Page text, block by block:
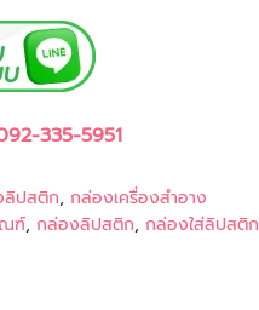
335-5951
ลิปสติก, กล่องเครื่องสำอาง
ฑ์, กล่องลิปสติก, กล่องใส่ลิปสติก